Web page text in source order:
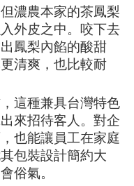
濃農本家的茶鳳梨
外皮之中。咬下去
鳳梨內餡的酸甜
清爽，也比較耐
這種兼具台灣特色
來招待客人。對企
也能讓員工在家庭
包裝設計簡約大
俗氣。